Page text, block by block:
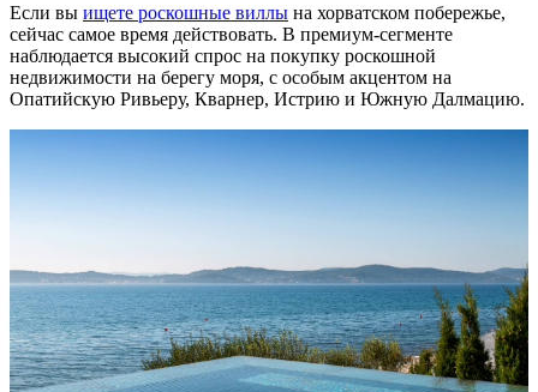
Если вы ищете роскошные виллы на хорватском побережье,
сейчас самое время действовать. В премиум-сегменте
наблюдается высокий спрос на покупку роскошной
недвижимости на берегу моря, с особым акцентом на
Опатийскую Ривьеру, Кварнер, Истрию и Южную Далмацию.